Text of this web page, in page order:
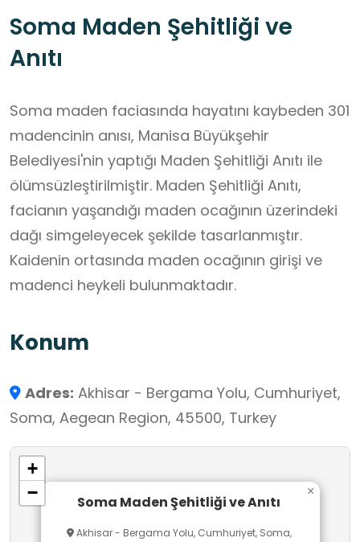
Soma Maden Şehitliği ve
Anıtı
Soma maden faciasında hayatını kaybeden 301
madencinin anısı, Manisa Büyükşehir
Belediyesi'nin yaptığı Maden Şehitliği Anıtı ile
ölümsüzleştirilmiştir. Maden Şehitliği Anıtı,
facianın yaşandığı maden ocağının üzerindeki
dağı simgeleyecek şekilde tasarlanmıştır.
Kaidenin ortasında maden ocağının girişi ve
madenci heykeli bulunmaktadır.
Konum
Adres: Akhisar - Bergama Yolu, Cumhuriyet,
Soma, Aegean Region, 45500, Turkey
Soma Maden Şehitliği ve Anıtı
Akhisar - Bergama Yolu, Cumhuriyet, Soma,
×
+
−